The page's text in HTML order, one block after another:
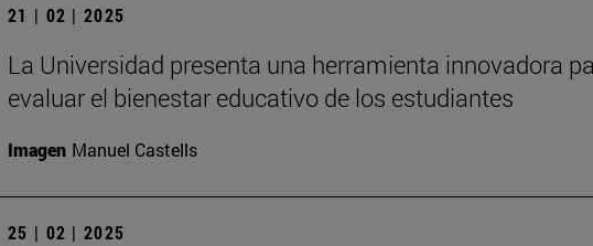
21 | 02 | 2025
La Universidad presenta una herramienta innovadora
evaluar el bienestar educativo de los estudiantes
Imagen Manuel Castells
25 | 02 | 2025